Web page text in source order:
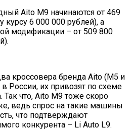
Aito M9 начинаются от 469
6 000 000 рублей), а
модификации – от 509 800
кроссовера бренда Aito (M5 и
России, их привозят по схеме
Так что, Aito M9 тоже скоро
ведь спрос на такие машины
что подтверждают
конкурента – Li Auto L9.